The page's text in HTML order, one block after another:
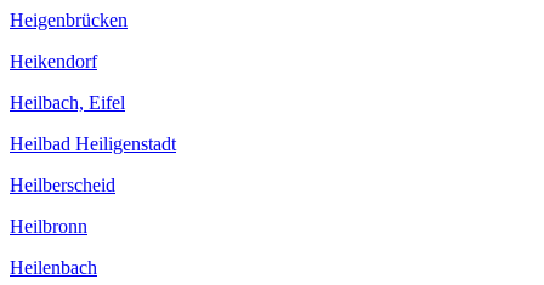
Heigenbrücken
Heikendorf
Heilbach, Eifel
Heilbad Heiligenstadt
Heilberscheid
Heilbronn
Heilenbach